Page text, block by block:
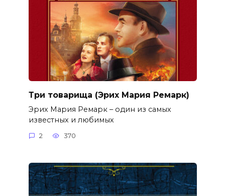
Три товарища (Эрих Мария Ремарк)
Эрих Мария Ремарк – один из самых
известных и любимых
2 370